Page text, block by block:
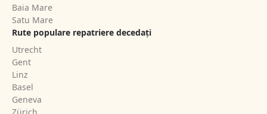
Baia Mare
Satu Mare
Rute populare repatriere decedați
Utrecht
Gent
Linz
Basel
Geneva